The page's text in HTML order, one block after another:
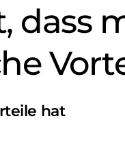
dass
hat